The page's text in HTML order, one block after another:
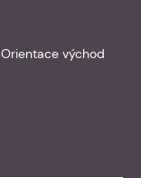
Orientace východ